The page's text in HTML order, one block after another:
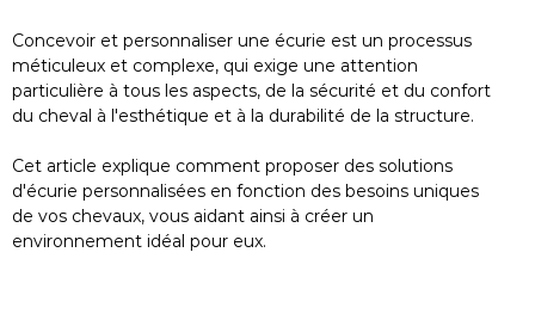
Concevoir et personnaliser une écurie est un processus
méticuleux et complexe, qui exige une attention
particulière à tous les aspects, de la sécurité et du confort
du cheval à l'esthétique et à la durabilité de la structure.
Cet article explique comment proposer des solutions
d'écurie personnalisées en fonction des besoins uniques
de vos chevaux, vous aidant ainsi à créer un
environnement idéal pour eux.